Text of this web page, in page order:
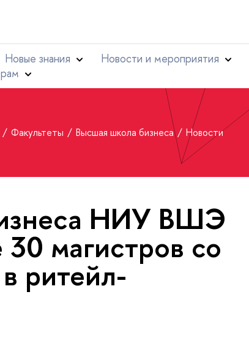
Новые знания Новости и мероприятия
Факультеты Высшая школа бизнеса Новости
НИУ ВШЭ
магистров со
ритейл-